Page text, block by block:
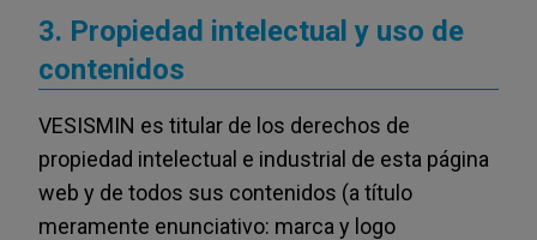
3. Propiedad intelectual y uso de
contenidos
VESISMIN es titular de los derechos de
propiedad intelectual e industrial de esta página
web y de todos sus contenidos (a título
meramente enunciativo: marca y logo